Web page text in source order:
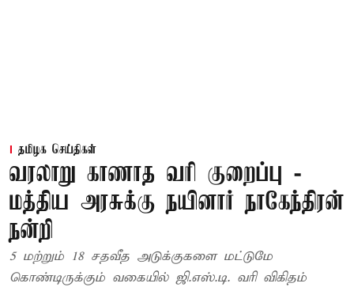
தமிழக செய்திகள்
வரலாறு காணாத வரி குறைப்பு -
மத்திய அரசுக்கு நயினார் நாகேந்திரன்
நன்றி
5 மற்றும் 18 சதவீத அடுக்குகளை மட்டுமே
கொண்டிருக்கும் வகையில் ஜி.எஸ்.டி. வரி விகிதம்